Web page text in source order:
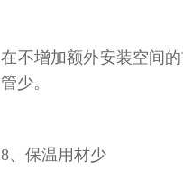
在不增加额外安装空间
管少。
8、保温用材少